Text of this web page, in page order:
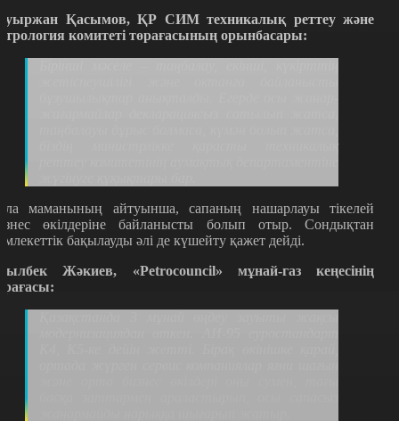
Қасымов, ҚР СИМ техникалық реттеу және
комитеті төрағасының орынбасары:
маманының айтуынша, сапаның нашарлауы тікелей
өкілдеріне байланысты болып отыр. Сондықтан
бақылауды әлі де күшейту қажет дейді.
Жәкиев, «Petrocouncil» мұнай-газ кеңесінің